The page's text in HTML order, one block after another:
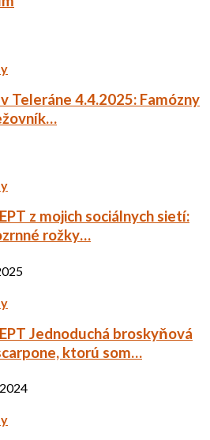
Teleráne 4.4.2025: Famózny
z mojich sociálnych sietí:
rožky…
Jednoduchá broskyňová
ktorú som…